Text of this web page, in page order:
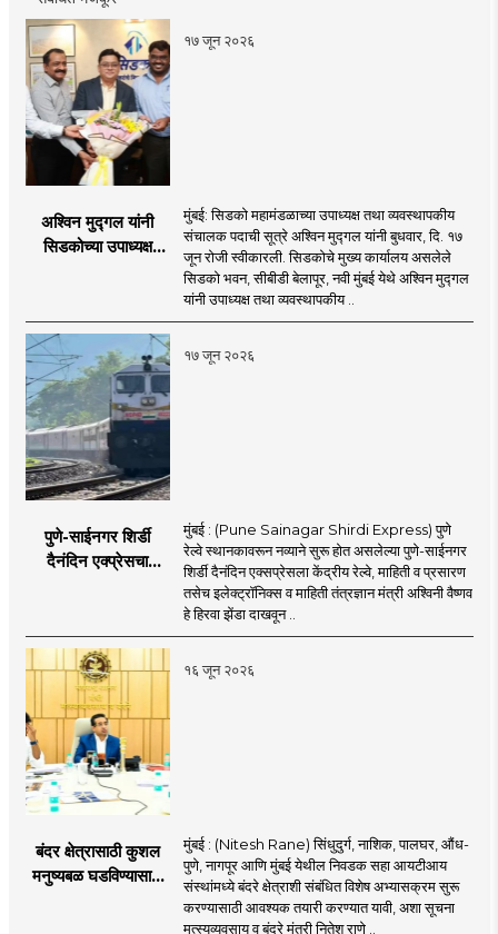
१७ जून २०२६
अश्विन मुद्गल यांनी
सिडकोच्या उपाध्यक्ष
करण्यास प्राधान्य देणार :
अश्विन मुद्गल
मुंबई: सिडको महामंडळाच्या उपाध्यक्ष तथा व्यवस्थापकीय
संचालक पदाची सूत्रे अश्विन मुद्गल यांनी बुधवार, दि. १७
जून रोजी स्वीकारली. सिडकोचे मुख्य कार्यालय असलेले
सिडको भवन, सीबीडी बेलापूर, नवी मुंबई येथे अश्विन मुद्गल
यांनी उपाध्यक्ष तथा व्यवस्थापकीय ..
१७ जून २०२६
पुणे-साईनगर शिर्डी
दैनंदिन एक्प्रेसचा
हिरवा झेंडा
मुंबई : (Pune Sainagar Shirdi Express) पुणे
रेल्वे स्थानकावरून नव्याने सुरू होत असलेल्या पुणे-साईनगर
शिर्डी दैनंदिन एक्सप्रेसला केंद्रीय रेल्वे, माहिती व प्रसारण
तसेच इलेक्ट्रॉनिक्स व माहिती तंत्रज्ञान मंत्री अश्विनी वैष्णव
हे हिरवा झेंडा दाखवून ..
१६ जून २०२६
बंदर क्षेत्रासाठी कुशल
मनुष्यबळ घडविण्यासाठी
मुंबई : (Nitesh Rane) सिंधुदुर्ग, नाशिक, पालघर, औंध-
पुणे, नागपूर आणि मुंबई येथील निवडक सहा आयटीआय
संस्थांमध्ये बंदरे क्षेत्राशी संबंधित विशेष अभ्यासक्रम सुरू
करण्यासाठी आवश्यक तयारी करण्यात यावी, अशा सूचना
मत्स्यव्यवसाय व बंदरे मंत्री नितेश राणे ..